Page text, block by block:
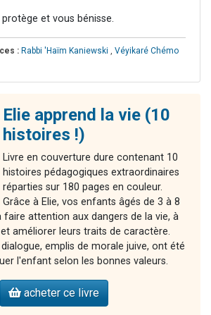
protège et vous bénisse.
: Rabbi 'Haïm Kaniewski , Véyikaré Chémo
Elie apprend la vie (10
histoires !)
Livre en couverture dure contenant 10
histoires pédagogiques extraordinaires
réparties sur 180 pages en couleur.
Grâce à Elie, vos enfants âgés de 3 à 8
faire attention aux dangers de la vie, à
améliorer leurs traits de caractère.
emplis de morale juive, ont été
l'enfant selon les bonnes valeurs.
acheter ce livre